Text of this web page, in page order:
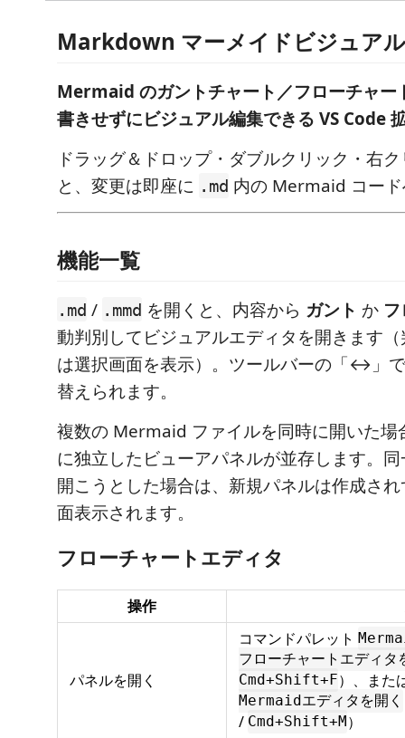
Markdown マーメイドビジュア
Mermaid のガントチャート／フローチャー
書きせずにビジュアル編集できる VS Code
ドラッグ＆ドロップ・ダブルクリック・右
と、変更は即座に .md 内の Mermaid コー
機能一覧
.md / .mmd を開くと、内容から ガント か
動判別してビジュアルエディタを開きます
は選択画面を表示）。ツールバーの「↔」
替えられます。
複数の Mermaid ファイルを同時に開いた場
に独立したビューアパネルが並存します。
開こうとした場合は、新規パネルは作成さ
面表示されます。
フローチャートエディタ
操作
パネルを開く
コマンドパレット
フローチャートエディタ
Cmd+Shift+F）、また
Mermaidエディタを開く
/ Cmd+Shift+M ）